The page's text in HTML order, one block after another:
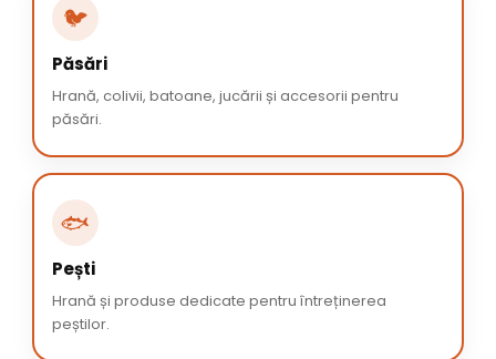
🐦
Păsări
Hrană, colivii, batoane, jucării și accesorii pentru
păsări.
🐟
Pești
Hrană și produse dedicate pentru întreținerea
peștilor.